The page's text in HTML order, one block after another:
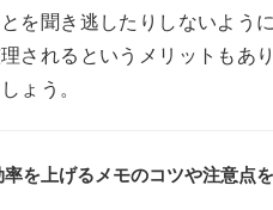
を聞き逃したりしないよう
されるというメリットもあ
ょう。
を上げるメモのコツや注意点